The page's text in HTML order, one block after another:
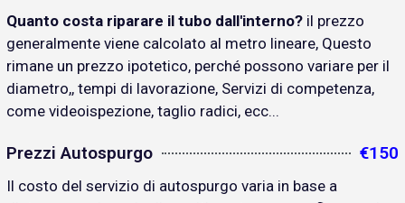
Quanto costa riparare il tubo dall'interno? il prezzo
generalmente viene calcolato al metro lineare, Questo
rimane un prezzo ipotetico, perché possono variare per il
diametro,, tempi di lavorazione, Servizi di competenza,
come videoispezione, taglio radici, ecc...
Prezzi Autospurgo €150
Il costo del servizio di autospurgo varia in base a